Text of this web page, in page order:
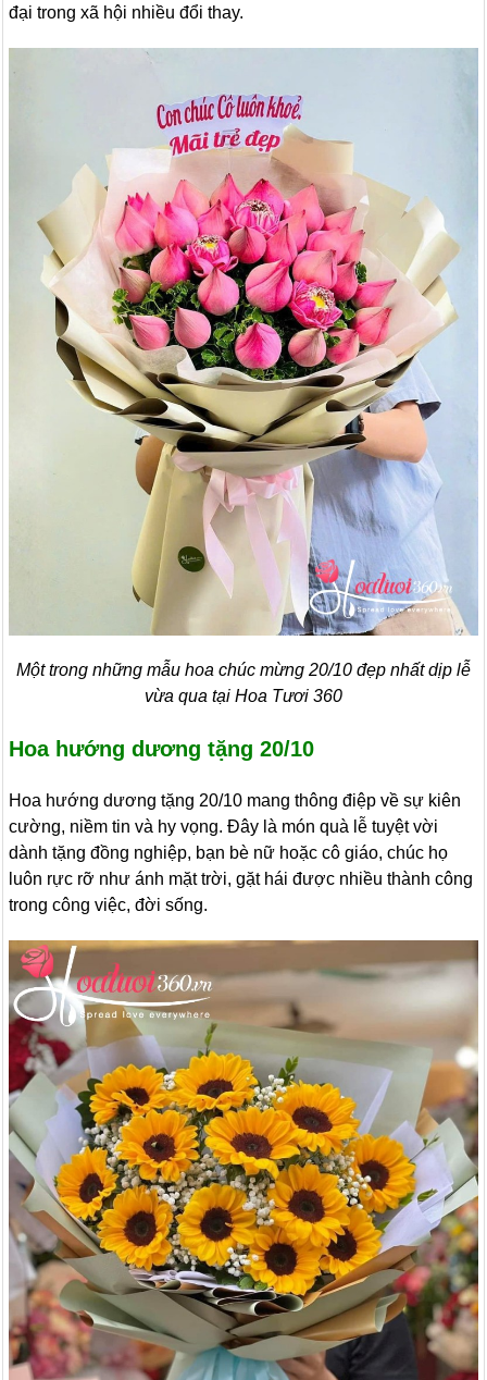
đại trong xã hội nhiều đổi thay.
Một trong những mẫu hoa chúc mừng 20/10 đẹp nhất dịp lễ
vừa qua tại Hoa Tươi 360
Hoa hướng dương tặng 20/10
Hoa hướng dương tặng 20/10 mang thông điệp về sự kiên
cường, niềm tin và hy vọng. Đây là món quà lễ tuyệt vời
dành tặng đồng nghiệp, bạn bè nữ hoặc cô giáo, chúc họ
luôn rực rỡ như ánh mặt trời, gặt hái được nhiều thành công
trong công việc, đời sống.